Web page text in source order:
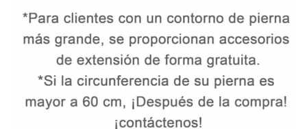
cauchemar pour la
plupart des patients. Le
système de
récupération de
compression d'air est
conçu avec un
compresseur ultra-
indie. Cela signifie qu'il